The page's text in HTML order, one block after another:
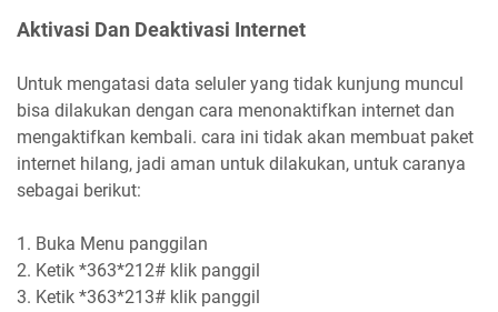
Aktivasi Dan Deaktivasi Internet
Untuk mengatasi data seluler yang tidak kunjung muncul
bisa dilakukan dengan cara menonaktifkan internet dan
mengaktifkan kembali. cara ini tidak akan membuat paket
internet hilang, jadi aman untuk dilakukan, untuk caranya
sebagai berikut:
1. Buka Menu panggilan
2. Ketik *363*212# klik panggil
3. Ketik *363*213# klik panggil